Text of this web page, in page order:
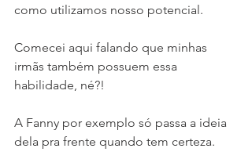
como utilizamos nosso potencial.
Comecei aqui falando que minhas
irmãs também possuem essa
habilidade, né?!
A Fanny por exemplo só passa a ideia
dela pra frente quando tem certeza.